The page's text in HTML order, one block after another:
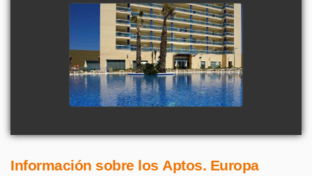
Información sobre los Aptos. Europa